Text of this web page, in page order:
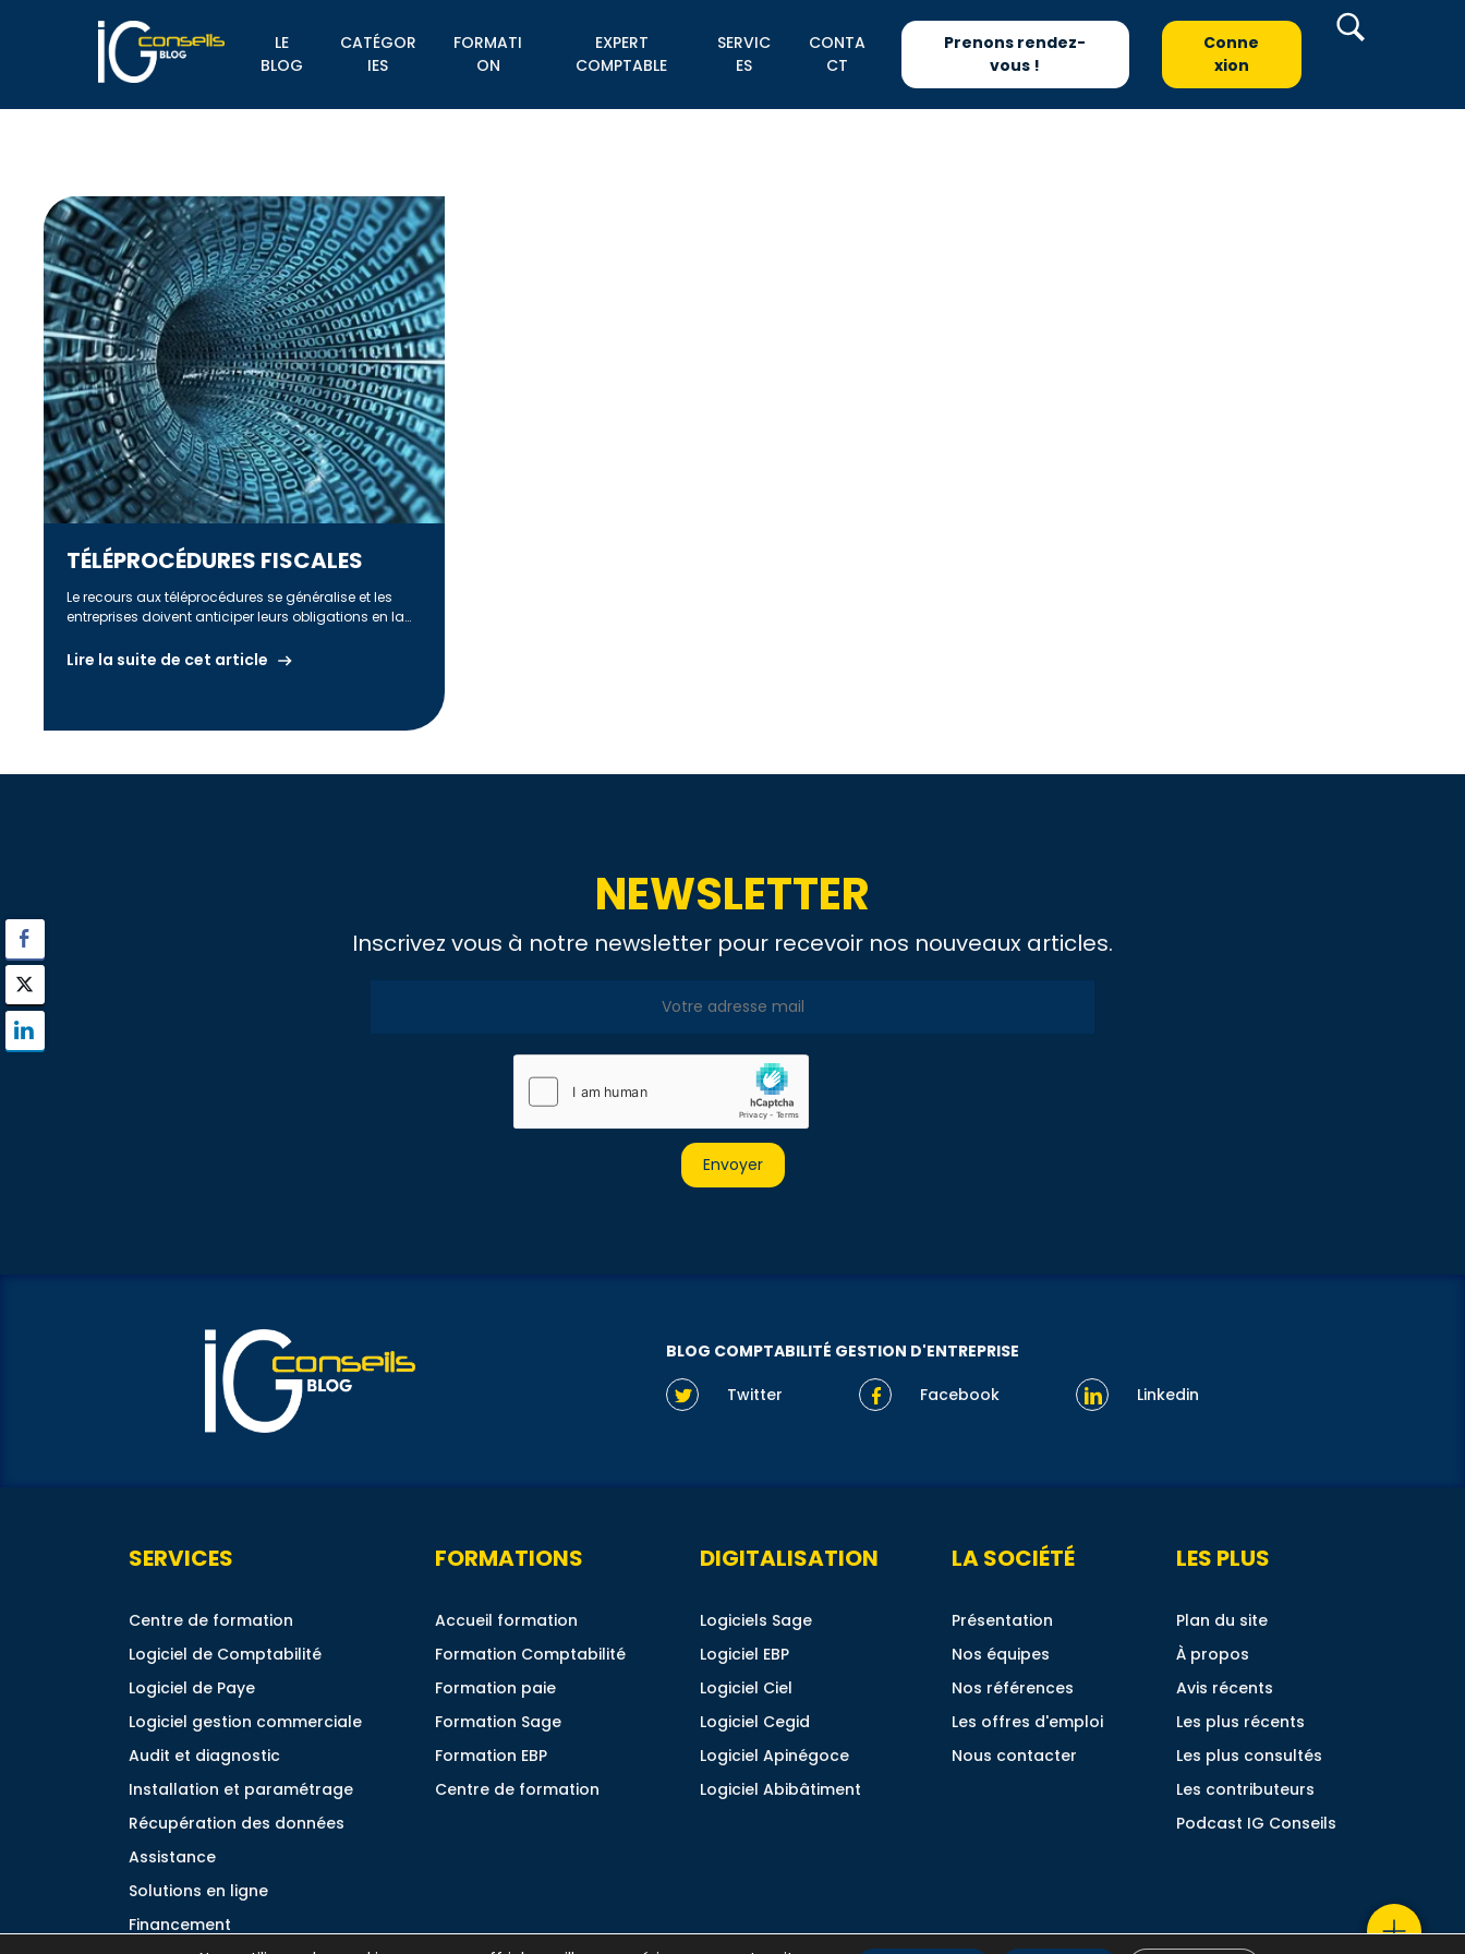
LE
BLOG
CATÉGOR
IES
FORMATI
ON
EXPERT
COMPTABLE
SERVIC
ES
CONTA
CT
Prenons rendez-
vous !
Conne
xion
TÉLÉPROCÉDURES FISCALES
Le recours aux téléprocédures se généralise et les
entreprises doivent anticiper leurs obligations en la
Lire la suite de cet article
NEWSLETTER
Inscrivez vous à notre newsletter pour recevoir nos nouveaux articles.
BLOG COMPTABILITÉ GESTION D'ENTREPRISE
Twitter
Facebook Linkedin
SERVICES
Centre de formation
Logiciel de Comptabilité
Logiciel de Paye
Logiciel gestion commerciale
Audit et diagnostic
Installation et paramétrage
Récupération des données
Assistance
Solutions en ligne
Financement
FORMATIONS
Accueil formation
Formation Comptabilité
Formation paie
Formation Sage
Formation EBP
Centre de formation
DIGITALISATION
Logiciels Sage
Logiciel EBP
Logiciel Ciel
Logiciel Cegid
Logiciel Apinégoce
Logiciel Abibâtiment
LA SOCIÉTÉ
Présentation
Nos équipes
Nos références
Les offres d'emploi
Nous contacter
LES PLUS
Plan du site
À propos
Avis récents
Les plus récents
Les plus consultés
Les contributeurs
Podcast IG Conseils